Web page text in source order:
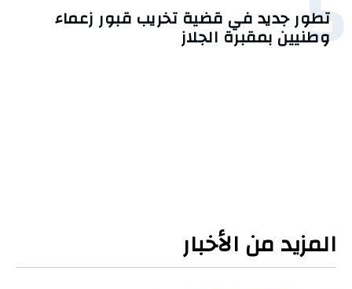
تطور جديد في قضية تخريب قبور زعماء
وطنيين بمقبرة الجلاز
المزيد من الأخبار